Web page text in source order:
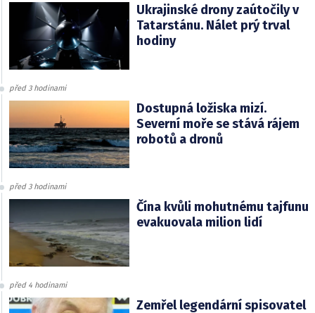
Ukrajinské drony zaútočily v
Tatarstánu. Nálet prý trval
hodiny
před 3 hodinami
Dostupná ložiska mizí.
Severní moře se stává rájem
robotů a dronů
před 3 hodinami
Čína kvůli mohutnému tajfunu
evakuovala milion lidí
před 4 hodinami
Zemřel legendární spisovatel